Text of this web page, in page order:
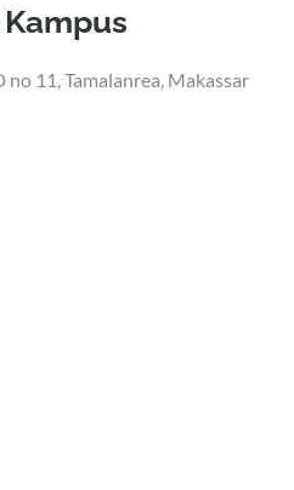
11, Tamalanrea, Makassar